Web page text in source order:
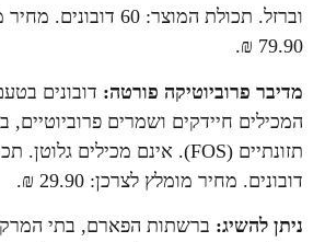
וברזל. תכולת המוצר: 60
79.90 ₪.
מדיבר פרוביוטיקה פורטה: דובונים
המכילים חיידקים ושמרים פרוביוטיים,
דובונים. מחיר מומלץ לצרכן: 29.90 ₪.
ניתן להשיג: ברשתות הפארם, בתי